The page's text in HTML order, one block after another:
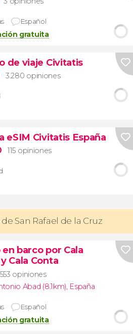
Español
gratuita
de viaje Civitatis
3.280 opiniones
eSIM Civitatis España
115 opiniones
San Rafael de la Cruz
en barco por Cala
Cala Conta
553 opiniones
Abad (8.1km), España
Español
gratuita